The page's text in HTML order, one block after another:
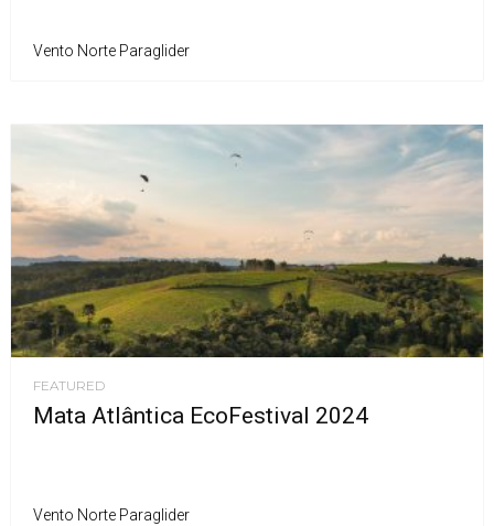
Vento Norte Paraglider
FEATURED
Mata Atlântica EcoFestival 2024
Vento Norte Paraglider